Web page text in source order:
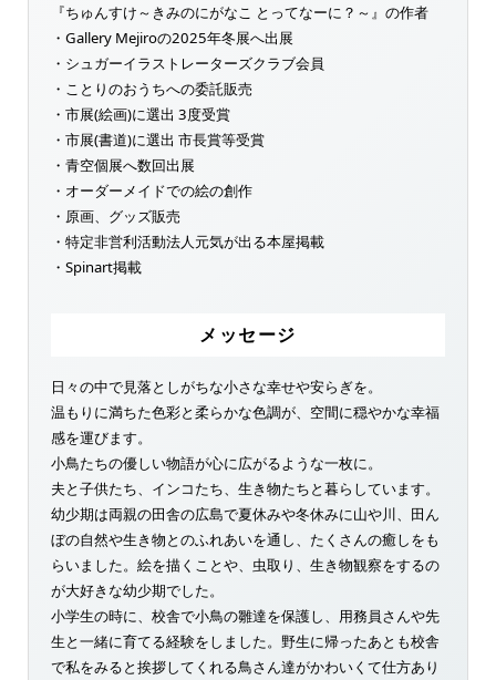
『ちゅんすけ～きみのにがなこ とってなーに？～』の作者
・Gallery Mejiroの2025年冬展へ出展
・シュガーイラストレーターズクラブ会員
・ことりのおうちへの委託販売
・市展(絵画)に選出 3度受賞
・市展(書道)に選出 市長賞等受賞
・青空個展へ数回出展
・オーダーメイドでの絵の創作
・原画、グッズ販売
・特定非営利活動法人元気が出る本屋掲載
・Spinart掲載
メッセージ
日々の中で見落としがちな小さな幸せや安らぎを。
温もりに満ちた色彩と柔らかな色調が、空間に穏やかな幸福
感を運びます。
小鳥たちの優しい物語が心に広がるような一枚に。
夫と子供たち、インコたち、生き物たちと暮らしています。
幼少期は両親の田舎の広島で夏休みや冬休みに山や川、田ん
ぼの自然や生き物とのふれあいを通し、たくさんの癒しをも
らいました。絵を描くことや、虫取り、生き物観察をするの
が大好きな幼少期でした。
小学生の時に、校舎で小鳥の雛達を保護し、用務員さんや先
生と一緒に育てる経験をしました。野生に帰ったあとも校舎
で私をみると挨拶してくれる鳥さん達がかわいくて仕方あり